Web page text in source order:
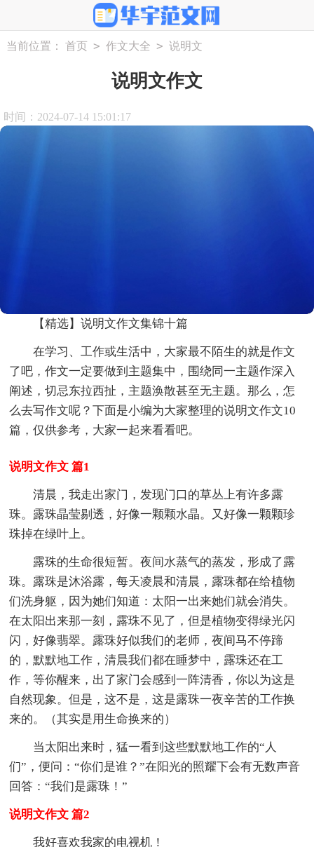
当前位置： 首页 > 作文大全 > 说明文
说明文作文
时间：2024-07-14 15:01:17
【精选】说明文作文集锦十篇
在学习、工作或生活中，大家最不陌生的就是作文
了吧，作文一定要做到主题集中，围绕同一主题作深入
阐述，切忌东拉西扯，主题涣散甚至无主题。那么，怎
么去写作文呢？下面是小编为大家整理的说明文作文10
篇，仅供参考，大家一起来看看吧。
说明文作文 篇1
清晨，我走出家门，发现门口的草丛上有许多露
珠。露珠晶莹剔透，好像一颗颗水晶。又好像一颗颗珍
珠掉在绿叶上。
露珠的生命很短暂。夜间水蒸气的蒸发，形成了露
珠。露珠是沐浴露，每天凌晨和清晨，露珠都在给植物
们洗身躯，因为她们知道：太阳一出来她们就会消失。
在太阳出来那一刻，露珠不见了，但是植物变得绿光闪
闪，好像翡翠。露珠好似我们的老师，夜间马不停蹄
的，默默地工作，清晨我们都在睡梦中，露珠还在工
作，等你醒来，出了家门会感到一阵清香，你以为这是
自然现象。但是，这不是，这是露珠一夜辛苦的工作换
来的。（其实是用生命换来的）
当太阳出来时，猛一看到这些默默地工作的“人
们”，便问：“你们是谁？”在阳光的照耀下会有无数声音
回答：“我们是露珠！”
说明文作文 篇2
我好喜欢我家的电视机！